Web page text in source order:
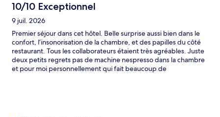
10/10 Exceptionnel
9 juil. 2026
Premier séjour dans cet hôtel. Belle surprise aussi bien dans le
confort, l’insonorisation de la chambre, et des papilles du côté
restaurant. Tous les collaborateurs étaient très agréables. Juste
deux petits regrets pas de machine nespresso dans la chambre
et pour moi personnellement qui fait beaucoup de